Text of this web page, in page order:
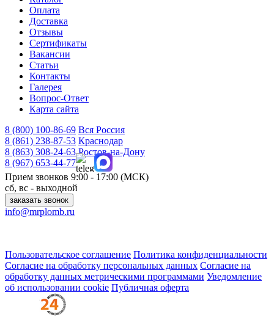
Оплата
Доставка
Отзывы
Сертификаты
Вакансии
Статьи
Контакты
Галерея
Вопрос-Ответ
Карта сайта
8 (800) 100-86-69 Вся Россия
8 (861) 238-87-53 Краснодар
8 (863) 308-24-63 Ростов-на-Дону
8 (967) 653-44-77
Прием звонков 9:00 - 17:00 (МСК)
сб, вс - выходной
заказать звонок
info@mrplomb.ru
Пользовательское соглашение Политика конфиденциальности
Согласие на обработку персональных данных Согласие на
обработку данных метрическими программами Уведомление
об использовании cookie Публичная оферта